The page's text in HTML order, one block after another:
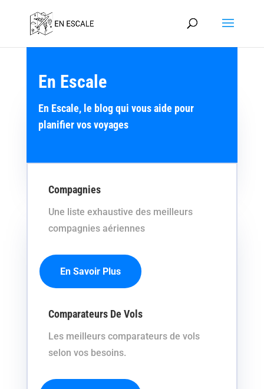
En Escale
En Escale, le blog qui vous aide pour
planifier vos voyages
Compagnies
Une liste exhaustive des meilleurs
compagnies aériennes
En Savoir Plus
Comparateurs De Vols
Les meilleurs comparateurs de vols
selon vos besoins.